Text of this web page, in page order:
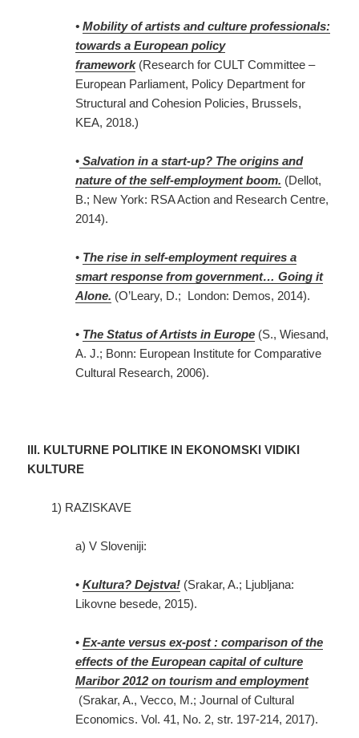
•Mobility of artists and culture professionals:
towards a European policy
framework(Research for CULT Committee –
European Parliament, Policy Department for
Structural and Cohesion Policies, Brussels,
KEA, 2018.)
• Salvation in a start-up? The origins and
nature of the self-employment boom. (Dellot,
B.; New York: RSA Action and Research Centre,
2014).
• The rise in self-employment requires a
smart response from government… Going it
Alone. (O’Leary, D.; London: Demos, 2014).
• The Status of Artists in Europe (S., Wiesand,
A. J.; Bonn: European Institute for Comparative
Cultural Research, 2006).
III. KULTURNE POLITIKE IN EKONOMSKI VIDIKI
KULTURE
1) RAZISKAVE
a) V Sloveniji:
•Kultura? Dejstva! (Srakar, A.; Ljubljana:
Likovne besede, 2015).
•Ex-ante versus ex-post : comparison of the
effects of the European capital of culture
Maribor 2012 on tourism and employment
(Srakar, A., Vecco, M.; Journal of Cultural
Economics. Vol. 41, No. 2, str. 197-214, 2017).